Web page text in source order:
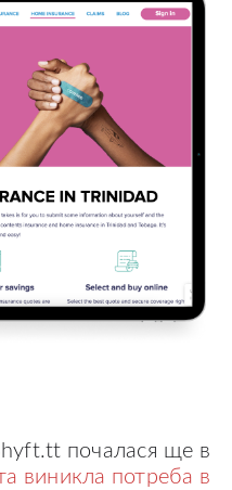
почалася ще в
виникла потреба в